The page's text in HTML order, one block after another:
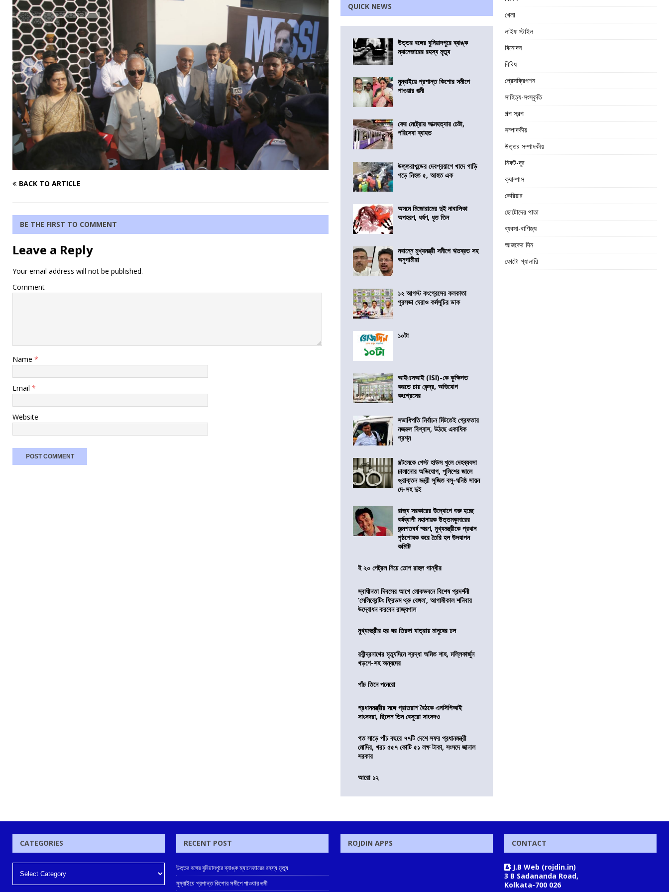
BACK TO ARTICLE
BE THE FIRST TO COMMENT
Leave a Reply
Your email address will not be published.
Comment
Name *
Email *
Website
QUICK NEWS
উত্তর বঙ্গের বুনিয়াদপুরে ব্যাঙ্ক
ম্যানেজারের রহস্য মৃত্যু
মুম্বাইয়ে প্রশান্ত কিশোর সমীপে
পাওয়ার পত্মী
ফের মেট্রোয় আত্মহত্যার চেষ্টা,
পরিসেবা ব্যাহত
উত্তরাখন্ডের দেবপ্রয়াগে খাদে গাড়ি
পড়ে নিহত ৫, আহত এক
অসমে মিজোরামের দুই নাবালিকা
অপহরণ, ধর্ষণ, ধৃত তিন
নবান্নে মুখ্যমন্ত্রী সমীপে ঋতব্রত সহ
অনুগামীরা
১২ আগস্ট কংগ্রেসের কলকাতা
পুরসভা ঘেরাও কর্মসূচির ডাক
১০টা
আইএসআই (ISI)-কে কুক্ষিগত
করতে চায় কেন্দ্র, অভিযোগ
কংগ্রেসের
সভাধিপতি নির্বাচন মিটতেই গ্রেফতার
নজরুল বিশ্বাস, উঠছে একাধিক
প্রশ্ন
সল্টলেকে গেস্ট হাউস খুলে দেহব্যবসা
চালানোর অভিযোগ, পুলিশের জালে
ও্রাক্তন মন্ত্রী সুজিত বসু-ঘনিষ্ঠ সায়ন
দে-সহ দুই
রাজ্য সরকারের উদ্যোগে শুরু হচ্ছে
বর্ষব্যাপী মহানায়ক উত্তমকুমারের
জন্মশতবর্ষ স্মরণ, মুখ্যমন্ত্রীকে প্রধান
পৃষ্ঠপোষক করে তৈরি হল উদযাপন
কমিটি
ই ২০ পেট্রল নিয়ে তোপ রাহুল গান্ধীর
স্বাধীনতা দিবসের আগে লোকভবনে বিশেষ প্রদর্শনী
‘সেলিব্রেটিং ফ্রিডম থ্রু বেঙ্গল’, আগামীকাল শনিবার
উদ্বোধন করবেন রাজ্যপাল
মুখ্যমন্ত্রীর হর ঘর তিরঙ্গা যাত্রায় মানুষের ঢল
রবীন্দ্রনাথের মৃত্যুদিনে শ্রদ্ধা অমিত শাহ, মল্লিকার্জুন
খড়গে-সহ অন্যদের
পাঁচ তিনে পনেরো
প্রধানমন্ত্রীর সঙ্গে প্রাতরাশ বৈঠকে এনসিপিআই
সাংসদরা, ছিলেন তিন বেসুরো সাংসদও
গত সাড়ে পাঁচ বছরে ৭৭টি দেশে সফর প্রধানমন্ত্রী
মোদির, খরচ ৫৫৭ কোটি ৫১ লক্ষ টাকা, সংসদে জানাল
সরকার
আরো ১২
খেলা
লাইফ স্টাইল
বিনোদন
বিবিধ
প্রেসক্রিপশন
সাহিত্য-সংস্কৃতি
গল্প স্বল্প
সম্পাদকীয়
উত্তর সম্পাদকীয়
নিকট-দূর
ক্যাম্পাস
কেরিয়ার
ছোটোদের পাতা
ব্যবসা-বাণিজ্য
আজকের দিন
ফোটো গ্যালারি
CATEGORIES RECENT POST
উত্তর বঙ্গের বুনিয়াদপুরে ব্যাঙ্ক ম্যানেজারের রহস্য মৃত্যু
মুম্বাইয়ে প্রশান্ত কিশোর সমীপে পাওয়ার পত্মী
ROJDIN APPS CONTACT
J.B Web (rojdin.in)
3 B Sadananda Road,
Kolkata-700 026